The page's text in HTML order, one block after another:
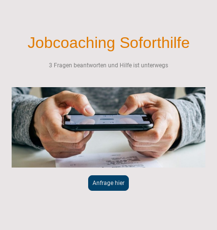
Jobcoaching Soforthilfe
3 Fragen beantworten und Hilfe ist unterwegs
Anfrage hier